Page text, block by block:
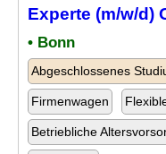
Experte (m/w/d)
• Bonn
Abgeschlossenes
Firmenwagen
Betriebliche